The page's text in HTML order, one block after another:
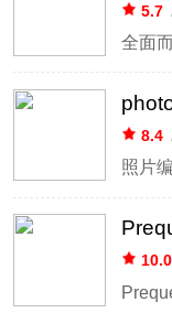
5.7
全面
8.4
10.0